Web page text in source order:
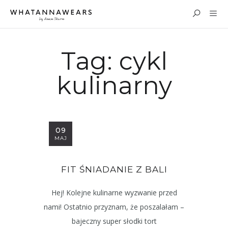
Tag: cykl
kulinarny
09
MAJ
FIT ŚNIADANIE Z BALI
Hej! Kolejne kulinarne wyzwanie przed
nami! Ostatnio przyznam, że poszalałam –
bajeczny super słodki tort